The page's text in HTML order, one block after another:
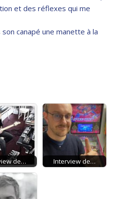
et des réflexes qui me
canapé une manette à la
de… Interview de…